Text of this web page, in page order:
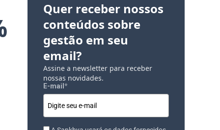
Quer receber nossos
conteúdos sobre
gestão em seu
email?
Assine a newsletter para receber
nossas novidades.
E-mail *